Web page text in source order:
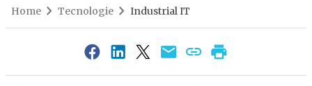
Home Tecnologie Industrial IT